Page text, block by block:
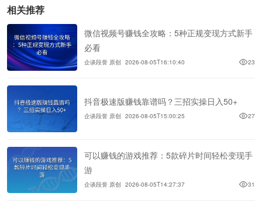
相关推荐
微信视频号赚钱全攻略：5种正规变现方式新手
必看
企谈段誉 原创 2026-08-05T16:10:40 23
抖音极速版赚钱靠谱吗？三招实操日入50+
企谈段誉 原创 2026-08-05T15:00:25 27
可以赚钱的游戏推荐：5款碎片时间轻松变现手
游
企谈段誉 原创 2026-08-05T14:27:37 31